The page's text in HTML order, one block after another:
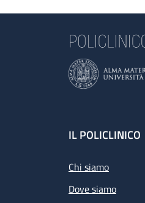
Footer
IL POLICLINICO
Chi siamo
Dove siamo